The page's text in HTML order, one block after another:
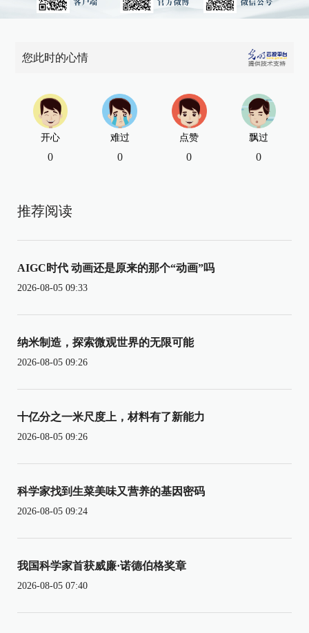
您此时的心情
开心
0
难过
0
点赞
0
飘过
0
推荐阅读
AIGC时代 动画还是原来的那个“动画”吗
2026-08-05 09:33
纳米制造，探索微观世界的无限可能
2026-08-05 09:26
十亿分之一米尺度上，材料有了新能力
2026-08-05 09:26
科学家找到生菜美味又营养的基因密码
2026-08-05 09:24
我国科学家首获威廉·诺德伯格奖章
2026-08-05 07:40